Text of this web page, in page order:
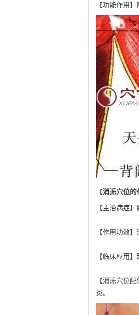
【功能作用】
【消泺穴位的
【主治病症
【作用功效
【临床应用
【消泺穴位
炎。